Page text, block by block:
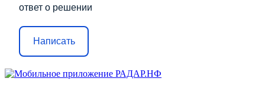
ответ о решении
Написать